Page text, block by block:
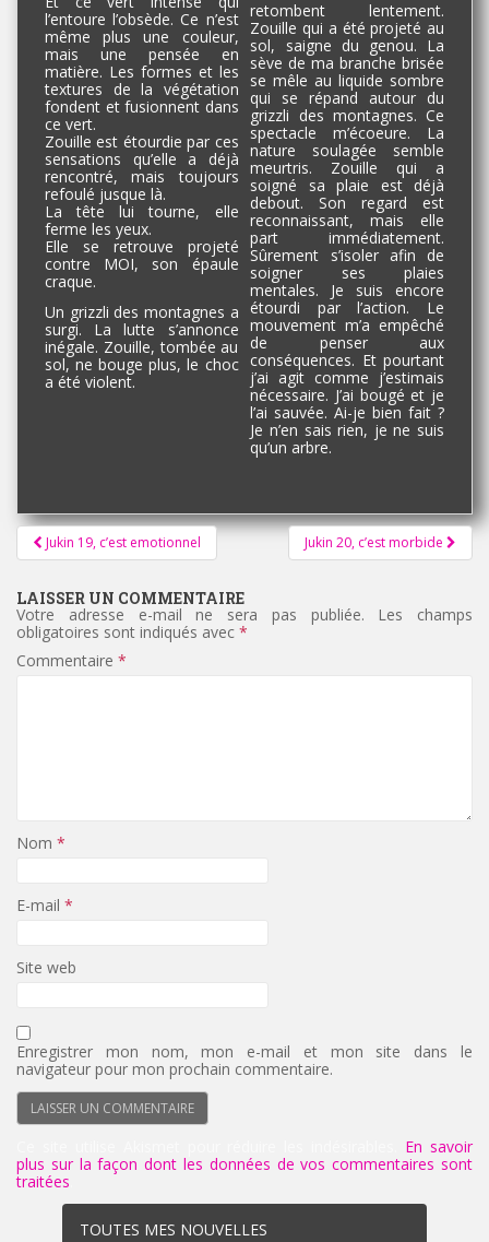
l’entoure l’obsède. Ce n’est
même plus une couleur,
mais une pensée en
matière. Les formes et les
textures de la végétation
fondent et fusionnent dans
ce vert.
Zouille est étourdie par ces
sensations qu’elle a déjà
rencontré, mais toujours
refoulé jusque là.
La tête lui tourne, elle
ferme les yeux.
Elle se retrouve projeté
contre MOI, son épaule
craque.
Un grizzli des montagnes a
surgi. La lutte s’annonce
inégale. Zouille, tombée au
sol, ne bouge plus, le choc
a été violent.
retombent lentement.
Zouille qui a été projeté au
sol, saigne du genou. La
sève de ma branche brisée
se mêle au liquide sombre
qui se répand autour du
grizzli des montagnes. Ce
spectacle m’écoeure. La
nature soulagée semble
meurtris. Zouille qui a
soigné sa plaie est déjà
debout. Son regard est
reconnaissant, mais elle
part immédiatement.
Sûrement s’isoler afin de
soigner ses plaies
mentales. Je suis encore
étourdi par l’action. Le
mouvement m’a empêché
de penser aux
conséquences. Et pourtant
j’ai agit comme j’estimais
nécessaire. J’ai bougé et je
l’ai sauvée. Ai-je bien fait ?
Je n’en sais rien, je ne suis
qu’un arbre.
Pagination
d'article
Jukin 19, c’est emotionnel Jukin 20, c’est morbide
LAISSER UN COMMENTAIRE
Votre adresse e-mail ne sera pas publiée.
Les champs
obligatoires sont indiqués avec *
Commentaire *
Nom *
E-mail *
Site web
Enregistrer mon nom, mon e-mail et mon site dans le
navigateur pour mon prochain commentaire.
En savoir
plus sur la façon dont les données de vos commentaires sont
traitées
TOUTES MES NOUVELLES